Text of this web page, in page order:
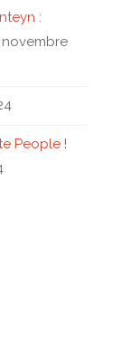
:
People !